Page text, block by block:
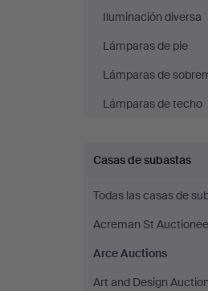
Iluminación diversa
Lámparas de pie
Lámparas de
Lámparas de techo
Casas de subastas
Todas las casas de
Acreman St
Arce Auctions
Art and Design